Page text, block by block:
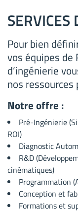
SERVICES
Pour bien
vos équipes de
d’ingénierie
nos ressources
Notre offre :
Pré-Ingénierie
ROI)
Diagnostic
R&D
cinématiques)
Programmation
Conception et
Formations et